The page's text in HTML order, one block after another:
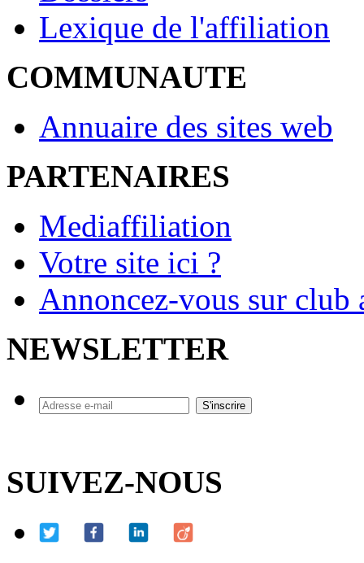
Lexique de l'affiliation
COMMUNAUTE
Annuaire des sites web
PARTENAIRES
Mediaffiliation
Votre site ici ?
Annoncez-vous sur
NEWSLETTER
SUIVEZ-NOUS